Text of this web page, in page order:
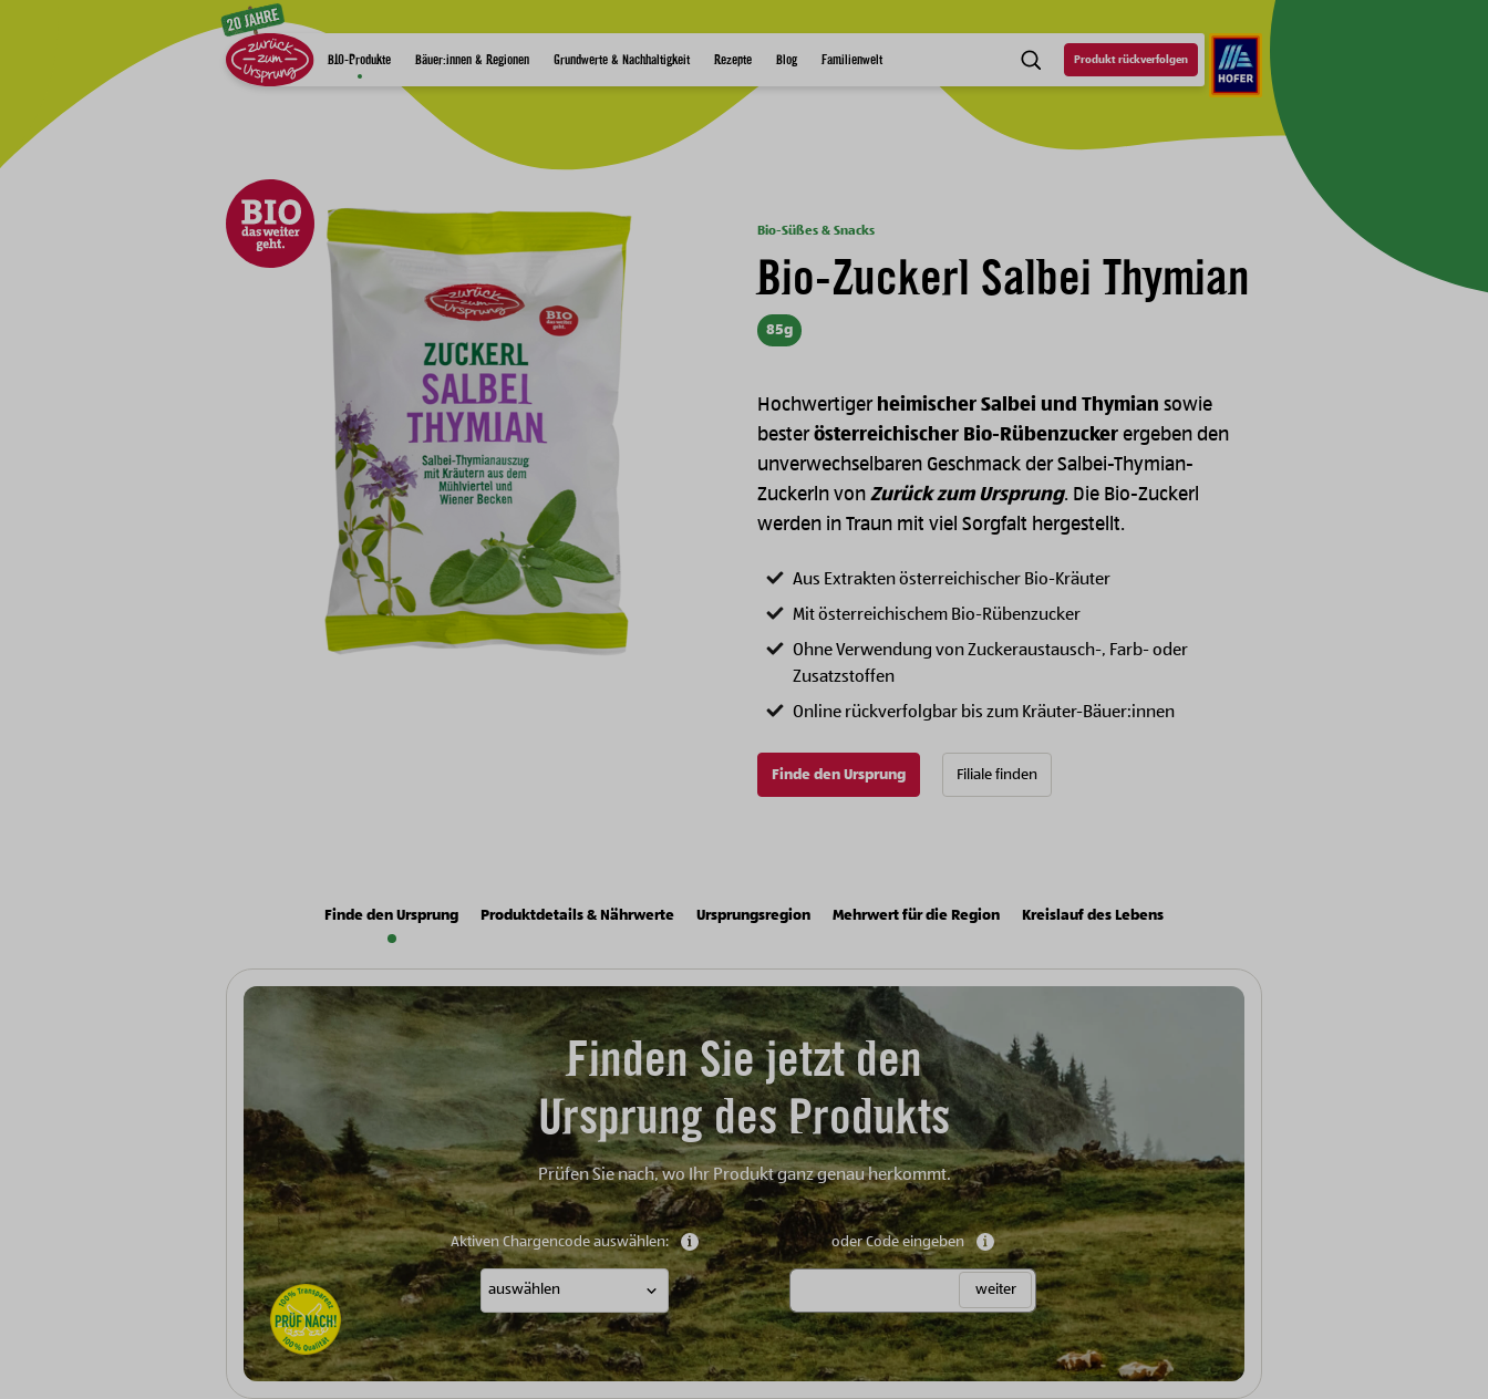
SUCHEProdukt rückverfolgen
BIO-Produkte Bäuer:innen & Regionen Grundwerte & Nachhaltigkeit Rezepte Blog Familienwelt
Bio-Süßes & Snacks
Bio-Zuckerl Salbei Thymian
85g
Hochwertiger heimischer Salbei und Thymian sowie
besterösterreichischer Bio-Rübenzucker ergeben den
unverwechselbaren Geschmack der Salbei-Thymian-
Zuckerln von Zurück zum Ursprung. Die Bio-Zuckerl
werden in Traun mit viel Sorgfalt hergestellt.
Aus Extrakten österreichischer Bio-Kräuter
Mit österreichischem Bio-Rübenzucker
Ohne Verwendung von Zuckeraustausch-, Farb- oder
Zusatzstoffen
Online rückverfolgbar bis zum Kräuter-Bäuer:innen
Finde den Ursprung Filiale finden
Finde den Ursprung Produktdetails & Nährwerte Ursprungsregion Mehrwert für die Region Kreislauf des Lebens
Finden Sie jetzt den
Ursprung des Produkts
Prüfen Sie nach, wo Ihr Produkt ganz genau herkommt.
Aktiven Chargencode auswählen: Weitere Informationen anzeigen
oder Code eingeben Weitere Informationen anzeigen
weiter